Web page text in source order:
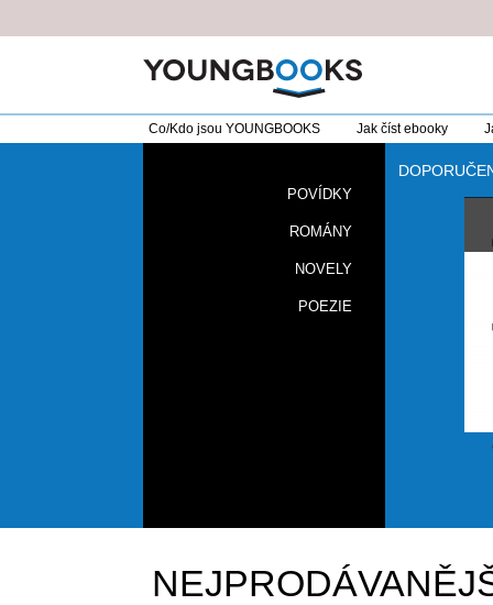
Co/Kdo jsou YOUNGBOOKS Jak číst ebooky
POVÍDKY
ROMÁNY
NOVELY
POEZIE